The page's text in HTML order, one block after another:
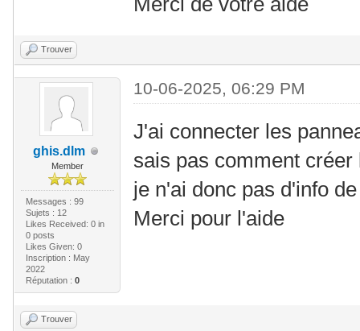
Trouver
ghis.dlm
Member
Messages : 99
Sujets : 12
Likes Received: 0in
0 posts
Likes Given: 0
Inscription : May
2022
Réputation : 0
10-06-2025, 06:29 PM
J'ai connecter les
sais pas comment
je n'ai donc pas d'info
Merci pour l'aide
Trouver